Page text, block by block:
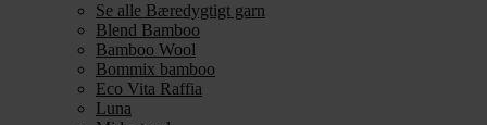
Se alle Bæredygtigt garn
Blend Bamboo
Bamboo Wool
Bommix bamboo
Eco Vita Raffia
Luna